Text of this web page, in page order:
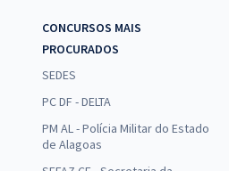
CONCURSOS MAIS
PROCURADOS
SEDES
PC DF - DELTA
PM AL - Polícia Militar do Estado
de Alagoas